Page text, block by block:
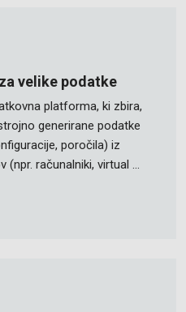
velike podatke
platforma, ki zbira,
generirane podatke
poročila) iz
(npr. računalniki, virtual ...